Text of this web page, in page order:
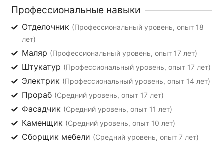
Профессиональные навыки
Отделочник (Профессиональный уровень, опыт 18
лет)
Маляр (Профессиональный уровень, опыт 17 лет)
Штукатур (Профессиональный уровень, опыт 17 лет)
Электрик (Профессиональный уровень, опыт 14 лет)
Прораб (Средний уровень, опыт 17 лет)
Фасадчик (Средний уровень, опыт 11 лет)
Каменщик (Средний уровень, опыт 10 лет)
Сборщик мебели (Средний уровень, опыт 7 лет)